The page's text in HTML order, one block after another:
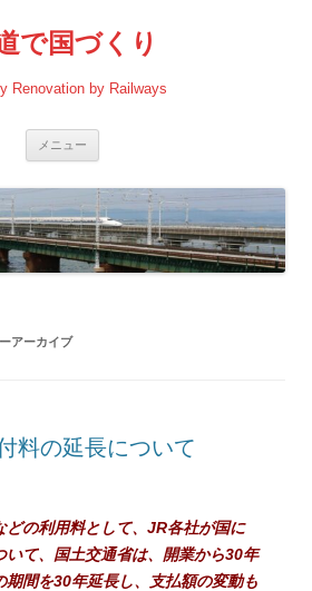
で国づくり
Renovation by Railways
メニュー
アーカイブ
料の延長について
どの利用料として、JR各社が国に
いて、国土交通省は、開業から30年
期間を30年延長し、支払額の変動も